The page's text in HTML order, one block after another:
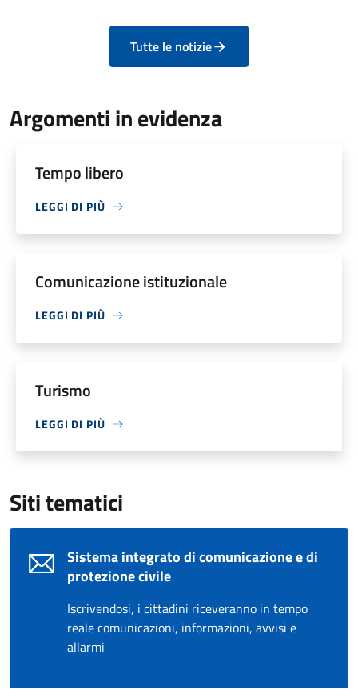
Tutte le notizie
Argomenti in evidenza
Tempo libero
LEGGI DI PIÙ
Comunicazione istituzionale
LEGGI DI PIÙ
Turismo
LEGGI DI PIÙ
Siti tematici
Sistema integrato di comunicazione e di
protezione civile
Iscrivendosi, i cittadini riceveranno in tempo
reale comunicazioni, informazioni, avvisi e
allarmi